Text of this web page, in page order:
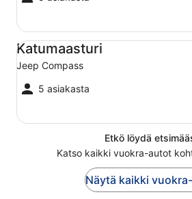
Katumaasturi
Jeep Compass
5 asiakasta
Katumaasturi Jeep Compass
Etkö löydä
Katso kaikki vuokra-autot
Näytä kaikki